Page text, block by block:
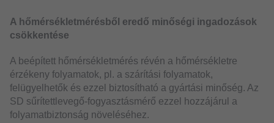
A hőmérsékletmérésből eredő minőségi ingadozások
csökkentése
A beépített hőmérsékletmérés révén a hőmérsékletre
érzékeny folyamatok, pl. a szárítási folyamatok,
felügyelhetők és ezzel biztosítható a gyártási minőség. Az
SD sűrítettlevegő-fogyasztásmérő ezzel hozzájárul a
folyamatbiztonság növeléséhez.